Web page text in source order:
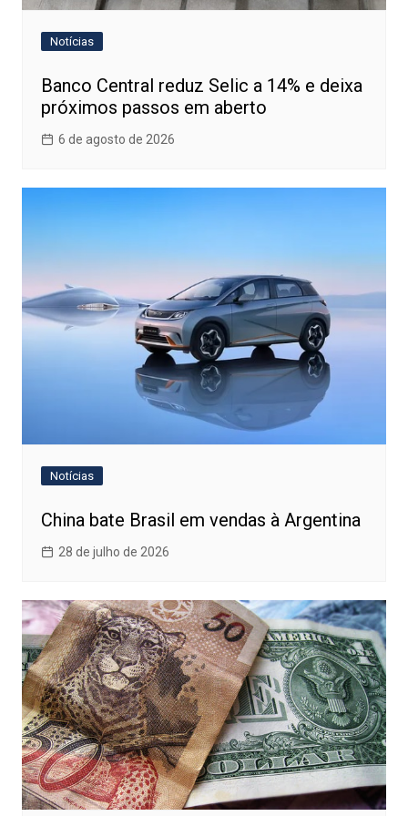
Notícias
Banco Central reduz Selic a 14% e deixa
próximos passos em aberto
6 de agosto de 2026
Notícias
China bate Brasil em vendas à Argentina
28 de julho de 2026